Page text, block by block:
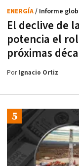
El declive de
potencia el
próximas
ENERGÍA/ Informe
PorIgnacio Ortiz